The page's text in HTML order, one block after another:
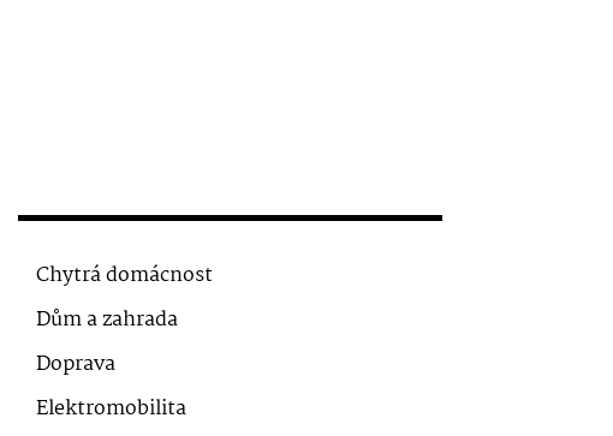
Chytrá domácnost
Dům a zahrada
Doprava
Elektromobilita